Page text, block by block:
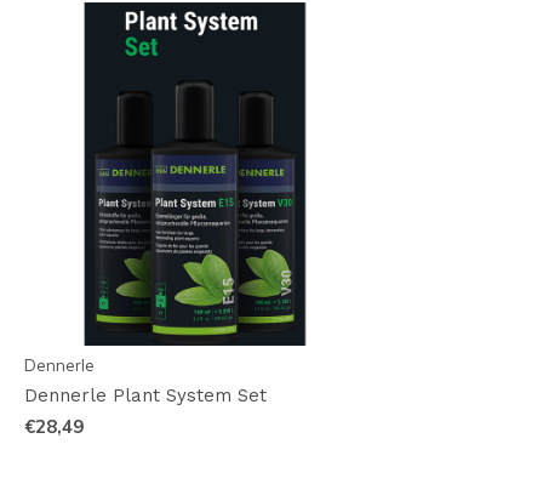
Dennerle
Dennerle Plant System Set
€28,49